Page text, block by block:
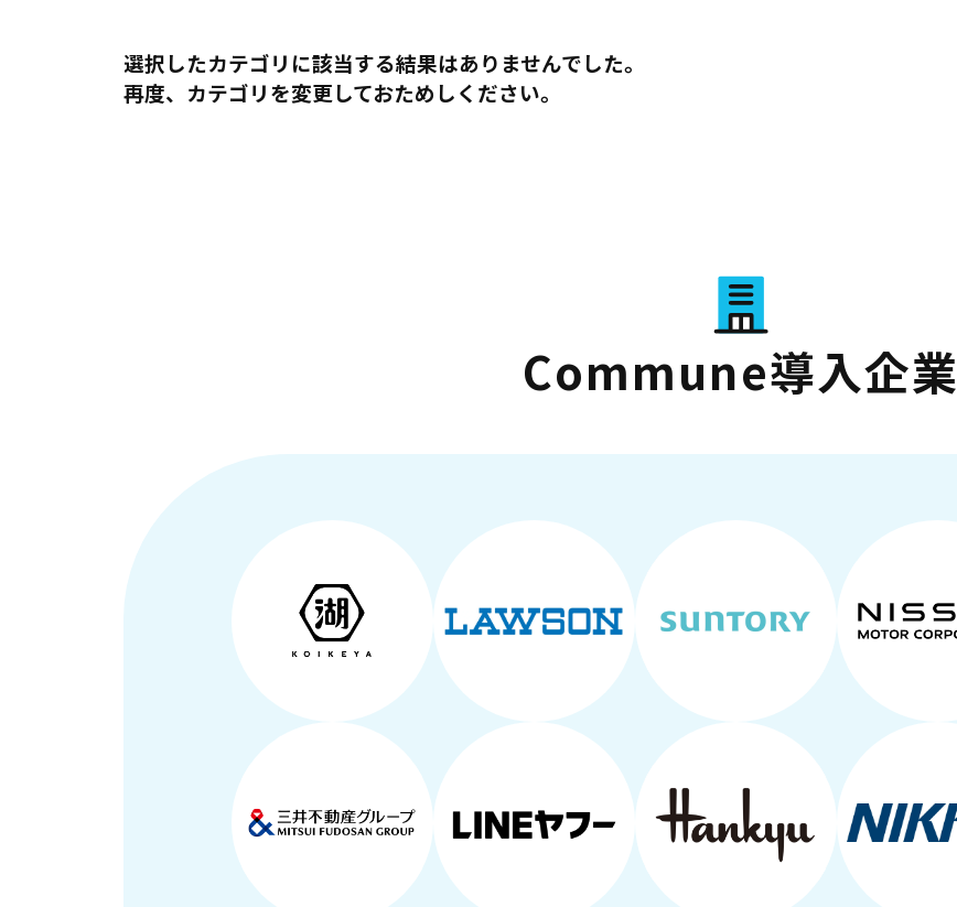
選択したカテゴリに該当する結果はありませんでした。
再度、カテゴリを変更しておためしください。
Commune導入企業